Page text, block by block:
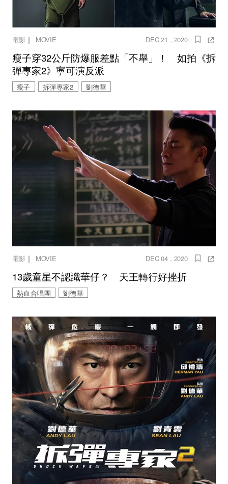
電影 ｜ MOVIE DEC 21 , 2020
瘦子穿32公斤防爆服差點「不舉」！ 如拍《拆
彈專家2》寧可演反派
瘦子 拆彈專家2 劉德華
電影 ｜ MOVIE DEC 04 , 2020
13歲童星不認識華仔？ 天王轉行好挫折
熱血合唱團 劉德華